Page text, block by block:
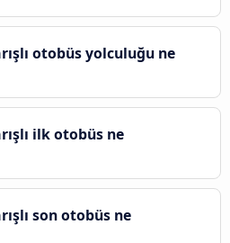
otobüs yolculuğu ne
ilk otobüs ne
son otobüs ne